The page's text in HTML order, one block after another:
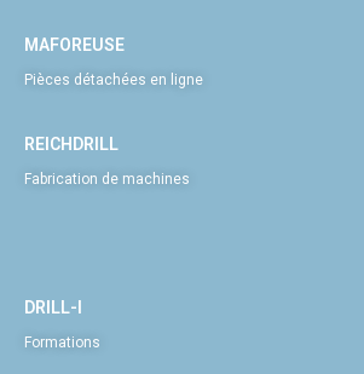
MAFOREUSE
Pièces détachées en ligne
REICHDRILL
Fabrication de machines
DRILL-I
Formations